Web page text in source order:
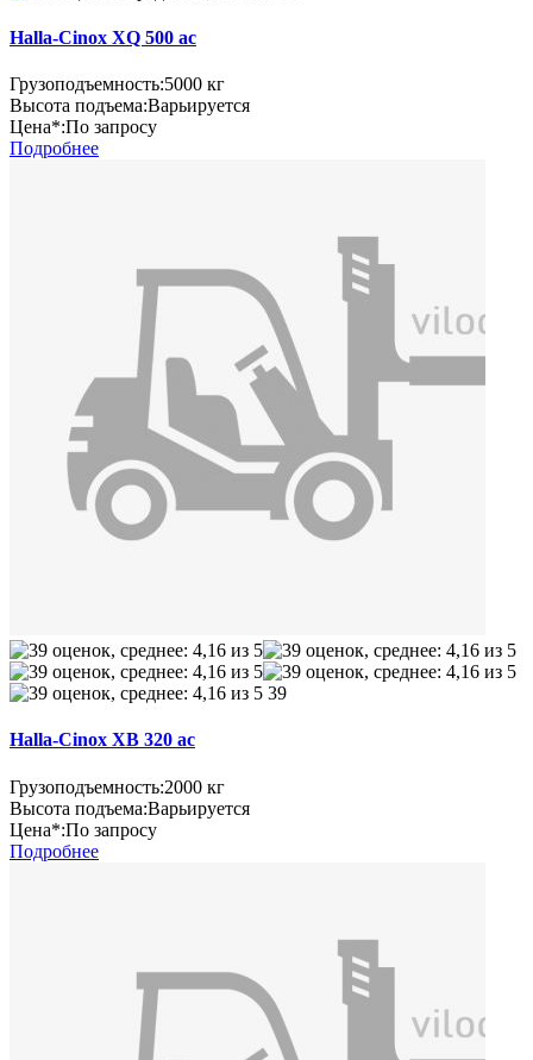
Halla-Cinox XQ 500 ac
Грузоподъемность:5000 кг
Высота подъема:Варьируется
Цена*:По запросу
Подробнее
39
Halla-Cinox XB 320 ac
Грузоподъемность:2000 кг
Высота подъема:Варьируется
Цена*:По запросу
Подробнее